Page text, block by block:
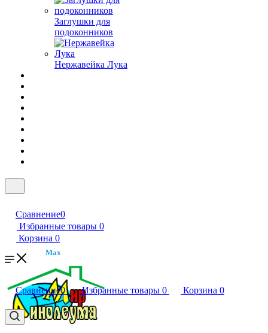
Заглушки для
подоконников
Нержавейка Лука
Сравнение0
Избранные товары 0
Корзина 0
Max
Сравнение0 Избранные товары 0 Корзина 0